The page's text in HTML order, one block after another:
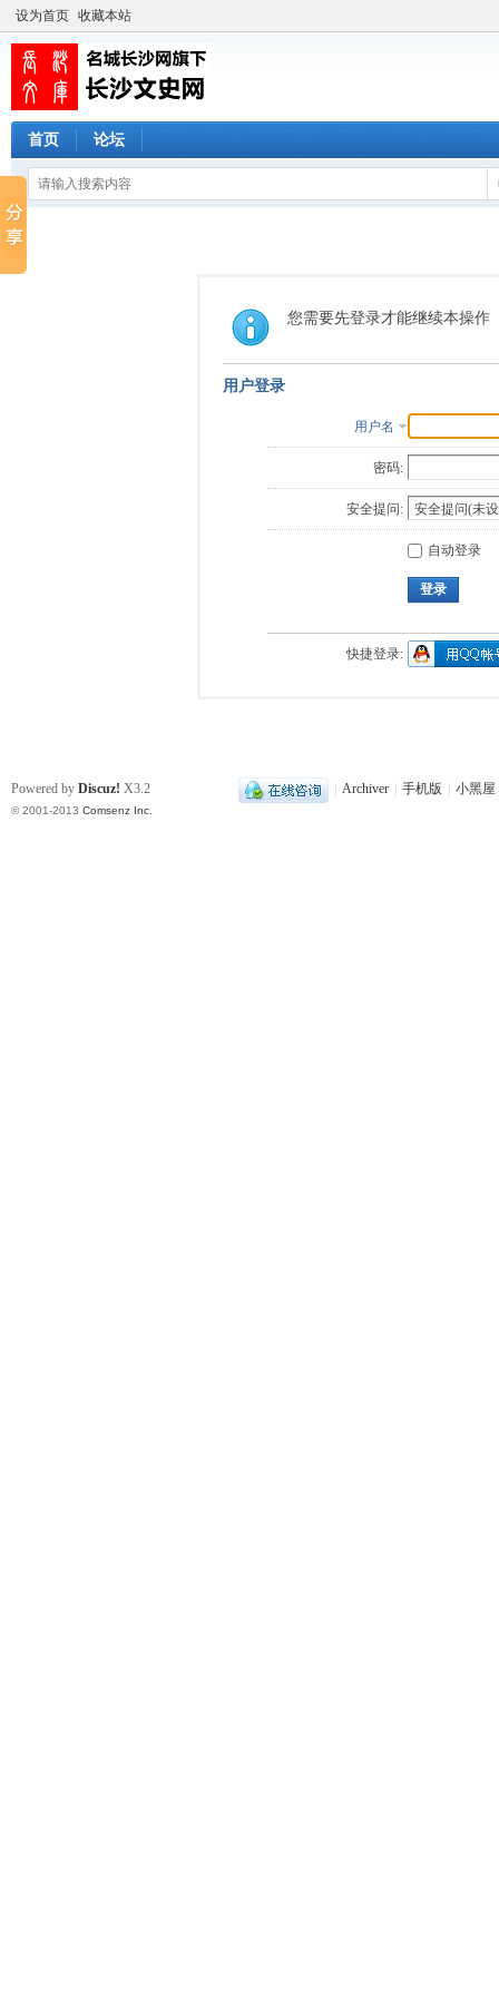
设为首页 收藏本站
首页 论坛
您需要先登录才能继续本操作
用户登录
用户名
密码:
安全提问:
自动登录
登录
快捷登录:
Archiver 手机版 小黑屋
Powered by Discuz! X3.2
© 2001-2013 Comsenz Inc.